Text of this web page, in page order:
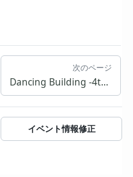
次のページ
Dancing Building -4th- ANNIVERSARY
イベント情報修正